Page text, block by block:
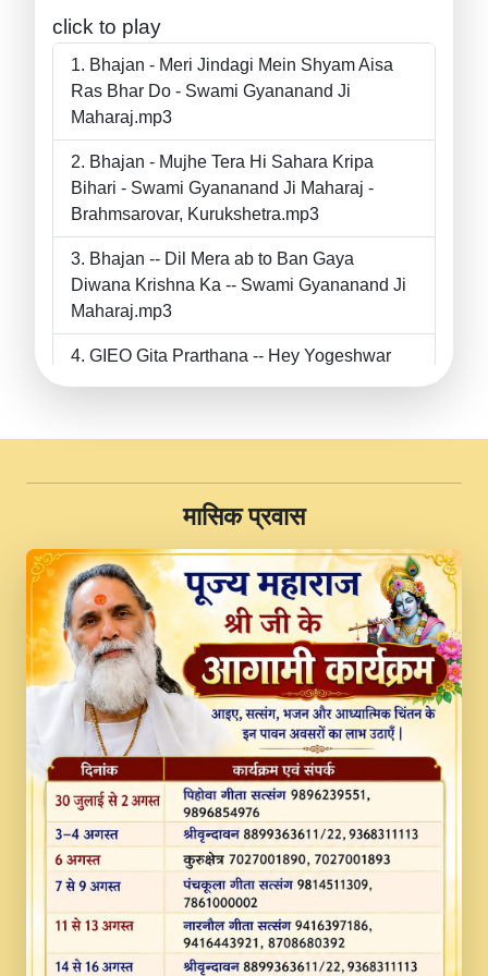
click to play
Bhajan - Meri Jindagi Mein Shyam Aisa
Ras Bhar Do - Swami Gyananand Ji
Maharaj.mp3
Bhajan - Mujhe Tera Hi Sahara Kripa
Bihari - Swami Gyananand Ji Maharaj -
Brahmsarovar, Kurukshetra.mp3
Bhajan -- Dil Mera ab to Ban Gaya
Diwana Krishna Ka -- Swami Gyananand Ji
Maharaj.mp3
GIEO Gita Prarthana -- Hey Yogeshwar
II Swami Gyananand Ji Maharaj.mp3
JINU SATGURU AAP BULAVE by Rasik
Pawan ji 20-11-19 Sankirtan At VEER JI
PRABHU KUTEER CHANNEL.mp3
Kina Sohna Tera Bhawan Sajaya Mata
Vaishno Devi Aarti Mata Rani Bhajan By
Lakhwinder Wadali Ji.mp3
MERE MANN VICH KANTH KALER
NEW PUNAJBI DEVOTIONAL SONG 2017
FULL VIDEO HD.mp3
Na To Roop Hai Bindu Ji Maharaj Pad - A
Divine Bhajan by Shri Indresh Ji
#BhaktiPath.mp3
Radha Rani Ki Kirpa Best Devotional
Song By Chitra Vichitra.mp3
​मासिक प्रवास